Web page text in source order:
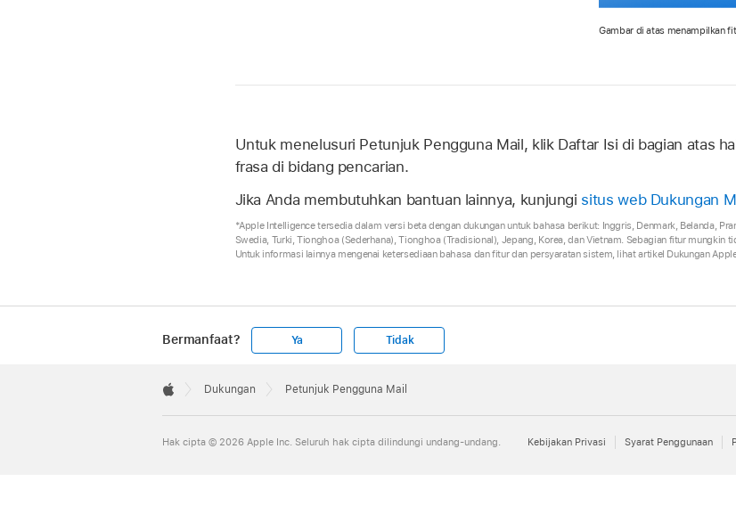
Gambar di atas menampilkan
Untuk menelusuri Petunjuk Pengguna Mail, klik Daftar Isi di bagian atas
frasa di bidang pencarian.
Jika Anda membutuhkan bantuan lainnya, kunjungi situs web Dukungan
*Apple Intelligence tersedia dalam versi beta dengan dukungan untuk bahasa berikut: Inggris, Denmark, Belanda,
Swedia, Turki, Tionghoa (Sederhana), Tionghoa (Tradisional), Jepang, Korea, dan Vietnam. Sebagian fitur mungkin
Untuk informasi lainnya mengenai ketersediaan bahasa dan fitur dan persyaratan sistem, lihat artikel Dukungan
Bermanfaat? Ya Tidak
Footer

Dukungan Petunjuk Pengguna Mail
Hak cipta © 2026 Apple Inc. Seluruh hak cipta dilindungi undang-undang. Kebijakan Privasi Syarat Penggunaan